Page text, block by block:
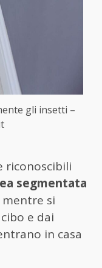
gli insetti –
riconoscibili
segmentata
si
e dai
in casa